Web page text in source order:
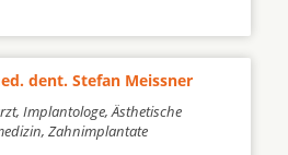
dent. Stefan Meissner
Implantologe, Ästhetische
Zahnimplantate